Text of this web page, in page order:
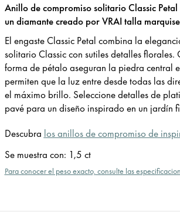
Anillo de compromiso solitario Classic
un diamante creado por VRAI talla marquise
El engaste Classic Petal combina la
solitario Classic con sutiles detalles florales.
forma de pétalo aseguran la piedra central
permiten que la luz entre desde todas las
el máximo brillo. Seleccione detalles de
pavé para un diseño inspirado en un jardín
Descubra los anillos de compromiso de
Se muestra con: 1,5 ct
Para conocer el peso exacto, consulte las